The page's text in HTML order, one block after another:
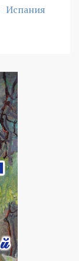
Испания